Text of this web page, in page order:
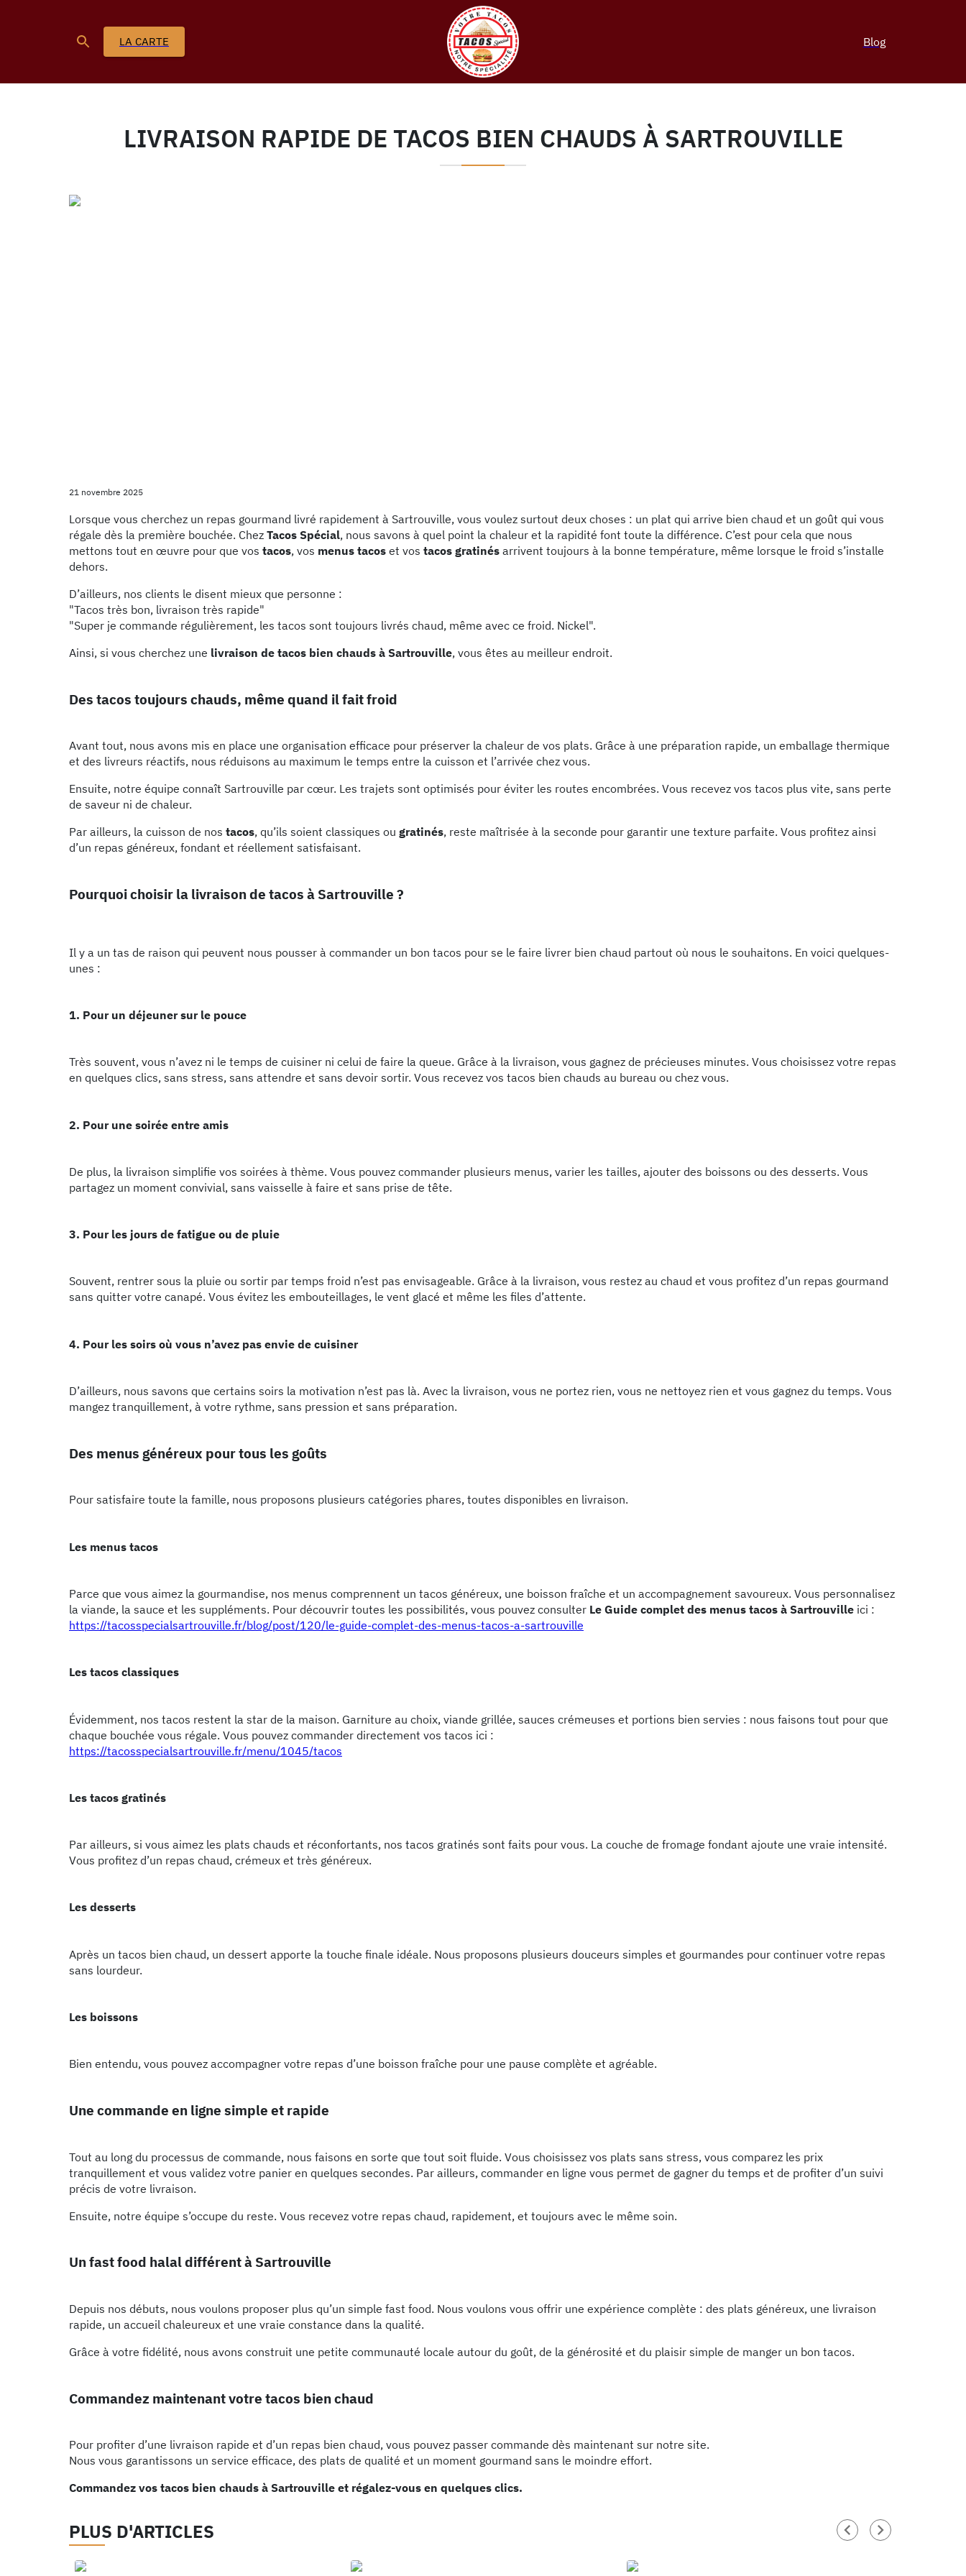
LA CARTE Blog
LIVRAISON RAPIDE DE TACOS BIEN CHAUDS À SARTROUVILLE
21 novembre 2025
Lorsque vous cherchez un repas gourmand livré rapidement à Sartrouville, vous voulez surtout deux choses : un plat qui arrive bien chaud et un goût qui vous
régale dès la première bouchée. Chez Tacos Spécial, nous savons à quel point la chaleur et la rapidité font toute la différence. C’est pour cela que nous
mettons tout en œuvre pour que vos tacos, vos menus tacos et vos tacos gratinés arrivent toujours à la bonne température, même lorsque le froid s’installe
dehors.
D’ailleurs, nos clients le disent mieux que personne :
"Tacos très bon, livraison très rapide"
"Super je commande régulièrement, les tacos sont toujours livrés chaud, même avec ce froid. Nickel".
Ainsi, si vous cherchez une livraison de tacos bien chauds à Sartrouville, vous êtes au meilleur endroit.
Des tacos toujours chauds, même quand il fait froid
Avant tout, nous avons mis en place une organisation efficace pour préserver la chaleur de vos plats. Grâce à une préparation rapide, un emballage thermique
et des livreurs réactifs, nous réduisons au maximum le temps entre la cuisson et l’arrivée chez vous.
Ensuite, notre équipe connaît Sartrouville par cœur. Les trajets sont optimisés pour éviter les routes encombrées. Vous recevez vos tacos plus vite, sans perte
de saveur ni de chaleur.
Par ailleurs, la cuisson de nos tacos, qu’ils soient classiques ou gratinés, reste maîtrisée à la seconde pour garantir une texture parfaite. Vous profitez ainsi
d’un repas généreux, fondant et réellement satisfaisant.
Pourquoi choisir la livraison de tacos à Sartrouville ?
Il y a un tas de raison qui peuvent nous pousser à commander un bon tacos pour se le faire livrer bien chaud partout où nous le souhaitons. En voici quelques-
unes :
1. Pour un déjeuner sur le pouce
Très souvent, vous n’avez ni le temps de cuisiner ni celui de faire la queue. Grâce à la livraison, vous gagnez de précieuses minutes. Vous choisissez votre repas
en quelques clics, sans stress, sans attendre et sans devoir sortir. Vous recevez vos tacos bien chauds au bureau ou chez vous.
2. Pour une soirée entre amis
De plus, la livraison simplifie vos soirées à thème. Vous pouvez commander plusieurs menus, varier les tailles, ajouter des boissons ou des desserts. Vous
partagez un moment convivial, sans vaisselle à faire et sans prise de tête.
3. Pour les jours de fatigue ou de pluie
Souvent, rentrer sous la pluie ou sortir par temps froid n’est pas envisageable. Grâce à la livraison, vous restez au chaud et vous profitez d’un repas gourmand
sans quitter votre canapé. Vous évitez les embouteillages, le vent glacé et même les files d’attente.
4. Pour les soirs où vous n’avez pas envie de cuisiner
D’ailleurs, nous savons que certains soirs la motivation n’est pas là. Avec la livraison, vous ne portez rien, vous ne nettoyez rien et vous gagnez du temps. Vous
mangez tranquillement, à votre rythme, sans pression et sans préparation.
Des menus généreux pour tous les goûts
Pour satisfaire toute la famille, nous proposons plusieurs catégories phares, toutes disponibles en livraison.
Les menus tacos
Parce que vous aimez la gourmandise, nos menus comprennent un tacos généreux, une boisson fraîche et un accompagnement savoureux. Vous personnalisez
la viande, la sauce et les suppléments. Pour découvrir toutes les possibilités, vous pouvez consulter Le Guide complet des menus tacos à Sartrouville ici :
https://tacosspecialsartrouville.fr/blog/post/120/le-guide-complet-des-menus-tacos-a-sartrouville
Les tacos classiques
Évidemment, nos tacos restent la star de la maison. Garniture au choix, viande grillée, sauces crémeuses et portions bien servies : nous faisons tout pour que
chaque bouchée vous régale. Vous pouvez commander directement vos tacos ici :
https://tacosspecialsartrouville.fr/menu/1045/tacos
Les tacos gratinés
Par ailleurs, si vous aimez les plats chauds et réconfortants, nos tacos gratinés sont faits pour vous. La couche de fromage fondant ajoute une vraie intensité.
Vous profitez d’un repas chaud, crémeux et très généreux.
Les desserts
Après un tacos bien chaud, un dessert apporte la touche finale idéale. Nous proposons plusieurs douceurs simples et gourmandes pour continuer votre repas
sans lourdeur.
Les boissons
Bien entendu, vous pouvez accompagner votre repas d’une boisson fraîche pour une pause complète et agréable.
Une commande en ligne simple et rapide
Tout au long du processus de commande, nous faisons en sorte que tout soit fluide. Vous choisissez vos plats sans stress, vous comparez les prix
tranquillement et vous validez votre panier en quelques secondes. Par ailleurs, commander en ligne vous permet de gagner du temps et de profiter d’un suivi
précis de votre livraison.
Ensuite, notre équipe s’occupe du reste. Vous recevez votre repas chaud, rapidement, et toujours avec le même soin.
Un fast food halal différent à Sartrouville
Depuis nos débuts, nous voulons proposer plus qu’un simple fast food. Nous voulons vous offrir une expérience complète : des plats généreux, une livraison
rapide, un accueil chaleureux et une vraie constance dans la qualité.
Grâce à votre fidélité, nous avons construit une petite communauté locale autour du goût, de la générosité et du plaisir simple de manger un bon tacos.
Commandez maintenant votre tacos bien chaud
Pour profiter d’une livraison rapide et d’un repas bien chaud, vous pouvez passer commande dès maintenant sur notre site.
Nous vous garantissons un service efficace, des plats de qualité et un moment gourmand sans le moindre effort.
Commandez vos tacos bien chauds à Sartrouville et régalez-vous en quelques clics.
PLUS D'ARTICLES